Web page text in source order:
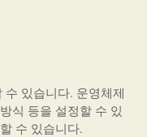
있습니다. 운영체제
식 등을 설정할 수 있
수 있습니다.